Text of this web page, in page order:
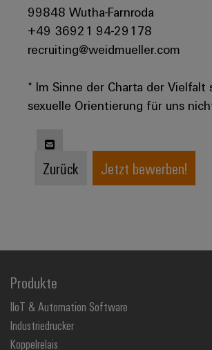
99848 Wutha-Farnroda
+49 36921 94-29178
recruiting@weidmueller.com
* Im Sinne der Charta der
sexuelle Orientierung für uns
Zurück Jetzt bewerben!
Produkte
IIoT & Automation Software
Industriedrucker
Koppelrelais